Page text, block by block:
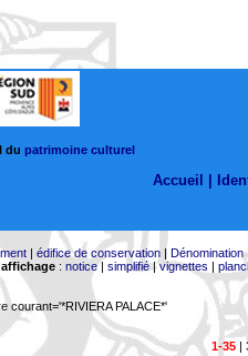
du patrimoine culturel
Accueil |
| édifice de conservation| Dénomination
: notice| simplifié|vignettes |
courant='*RIVIERA PALACE*'
1-35|